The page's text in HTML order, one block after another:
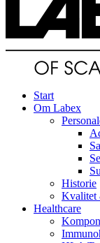
Start
Om Labex
Historie
Kvalitet
Healthcare